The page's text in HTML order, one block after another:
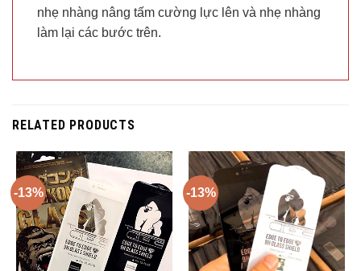
nhẹ nhàng nâng tấm cường lực lên và nhẹ nhàng
làm lại các bước trên.
RELATED PRODUCTS
-13% -13%